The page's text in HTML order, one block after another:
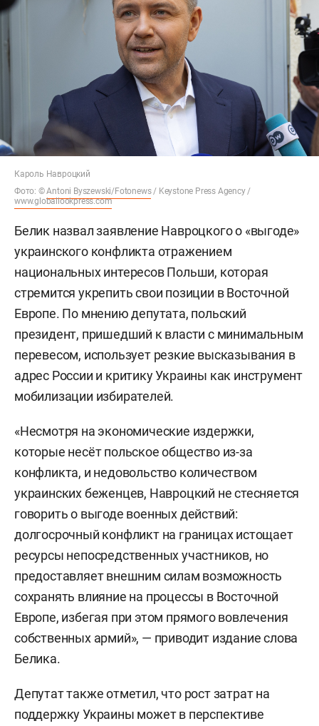
Кароль Навроцкий
Фото: ©Antoni Byszewski/Fotonews/ Keystone Press Agency /
www.globallookpress.com
Белик назвал заявление Навроцкого о «выгоде»
украинского конфликта отражением
национальных интересов Польши, которая
стремится укрепить свои позиции в Восточной
Европе. По мнению депутата, польский
президент, пришедший к власти с минимальным
перевесом, использует резкие высказывания в
адрес России и критику Украины как инструмент
мобилизации избирателей.
«Несмотря на экономические издержки,
которые несёт польское общество из-за
конфликта, и недовольство количеством
украинских беженцев, Навроцкий не стесняется
говорить о выгоде военных действий:
долгосрочный конфликт на границах истощает
ресурсы непосредственных участников, но
предоставляет внешним силам возможность
сохранять влияние на процессы в Восточной
Европе, избегая при этом прямого вовлечения
собственных армий», — приводит издание слова
Белика.
Депутат также отметил, что рост затрат на
поддержку Украины может в перспективе